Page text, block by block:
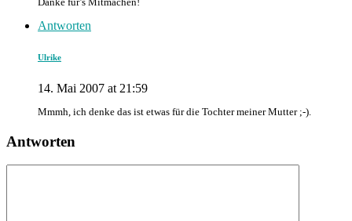
Antworten
Ulrike
14. Mai 2007 at 21:59
Mmmh, ich denke das ist etwas für die Tochter meiner Mutter ;-).
Antworten